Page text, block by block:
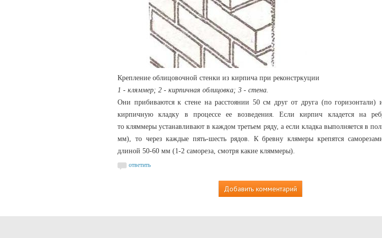
Крепление облицовочной стенки из кирпича при реконстркуции
1 - кляммер; 2 - кирпичная облицовка; 3 - стена.
Они прибиваются к стене на расстоянии 50 см друг от друга (по горизонтали)
кирпичную кладку в процессе ее возведения. Если кирпич кладется на
то кляммеры устанавливают в каждом третьем ряду, а если кладка выполняется в
мм), то через каждые пять-шесть рядов. К бревну клямеры крепятся
длиной 50-60 мм (1-2 самореза, смотря какие кляммеры).
ответить
Добавить комментарий